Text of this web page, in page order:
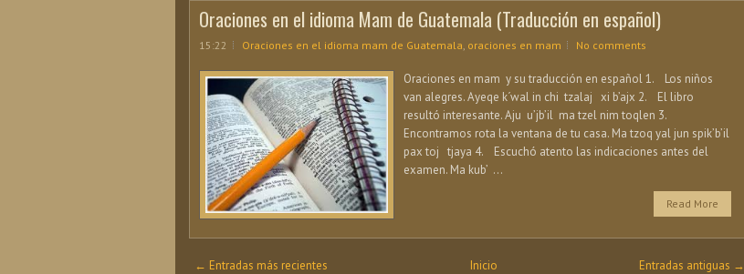
Oraciones en el idioma Mam de Guatemala (Traducción en español)
15:22 Oraciones en el idioma mam de Guatemala oraciones en mam No comments
Oraciones en mam y su traducción en español 1. Los niños
van alegres. Ayeqe k´wal in chi tzalaj xi b’ajx 2. El libro
resultó interesante. Aju u’jb’il ma tzel nim toqlen 3.
Encontramos rota la ventana de tu casa. Ma tzoq yal jun spik’b’il
pax toj tjaya 4. Escuchó atento las indicaciones antes del
examen. Ma kub’ ...
Read More
← Entradas más recientes Entradas antiguas →
Inicio